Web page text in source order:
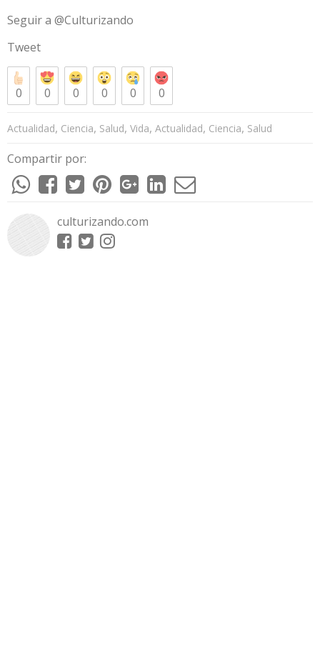
Seguir a @Culturizando
Tweet
0 0 0 0 0 0
Actualidad, Ciencia, Salud, Vida, Actualidad, Ciencia, Salud
Compartir por:
culturizando.com